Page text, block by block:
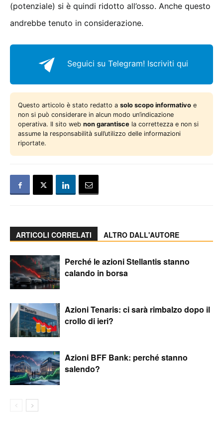
(potenziale) si è quindi ridotto all’osso. Anche questo
andrebbe tenuto in considerazione.
Seguici su Telegram! Iscriviti qui
Questo articolo è stato redatto a solo scopo informativo e
non si può considerare in alcun modo un’indicazione
operativa. Il sito web non garantisce la correttezza e non si
assume la responsabilità sull’utilizzo delle informazioni
riportate.
ARTICOLI CORRELATI ALTRO DALL'AUTORE
Perché le azioni Stellantis stanno
calando in borsa
Azioni Tenaris: ci sarà rimbalzo dopo il
crollo di ieri?
Azioni BFF Bank: perché stanno
salendo?